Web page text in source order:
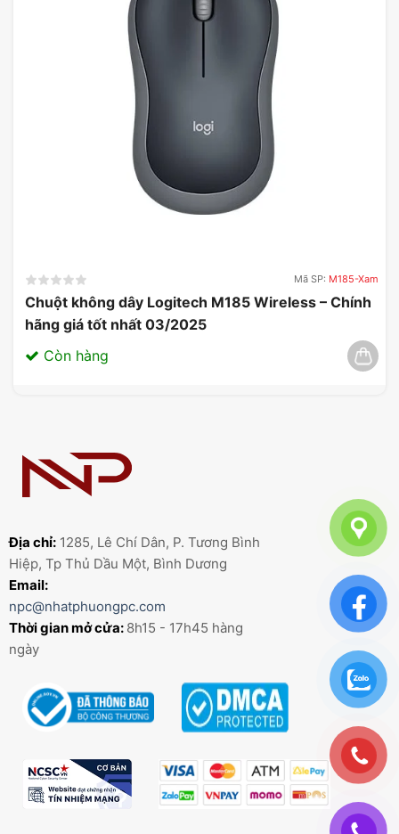
Mã SP: M185-Xam
Chuột không dây Logitech M185 Wireless – Chính
hãng giá tốt nhất 03/2025
Còn hàng
Địa chỉ: 1285, Lê Chí Dân, P. Tương Bình
Hiệp, Tp Thủ Dầu Một, Bình Dương
Email:
npc@nhatphuongpc.com
Thời gian mở cửa: 8h15 - 17h45 hàng
ngày